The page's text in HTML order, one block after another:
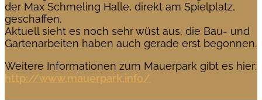
der Max Schmeling Halle, direkt am Spielplatz,
geschaffen.
Aktuell sieht es noch sehr wüst aus, die Bau- und
Gartenarbeiten haben auch gerade erst begonnen.
Weitere Informationen zum Mauerpark gibt es hier:
http://www.mauerpark.info/